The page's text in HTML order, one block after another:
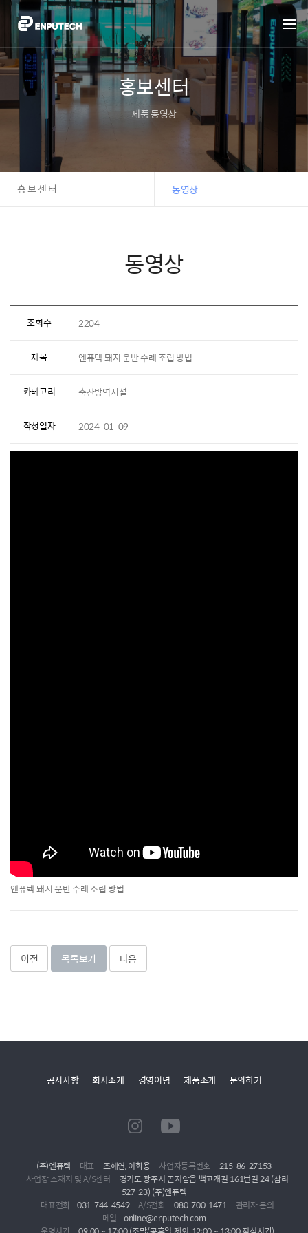
홍보센터
제품 동영상
홍보센터 동영상
동영상
조회수 2204
제목 엔퓨텍 돼지 운반 수레 조립 방법
카테고리 축산방역시설
작성일자 2024-01-09
엔퓨텍 돼지 운반 수레 조립 방법
이전 목록보기 다음
공지사항 회사소개 경영이념 제품소개 문의하기
(주)엔퓨텍 대표 조해연, 이화용 사업자등록번호
215-86-27153
사업장 소재지 및 A/S센터
경기도 광주시 곤지암읍 백고개길 161번길 24 (삼리
527-23) (주)엔퓨텍
대표전화 031-744-4549 A/S전화 080-700-1471
관리자 문의
메일
online@enputech.com